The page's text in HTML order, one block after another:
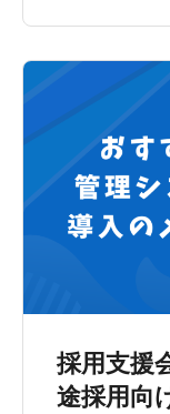
採用支援
途採用向